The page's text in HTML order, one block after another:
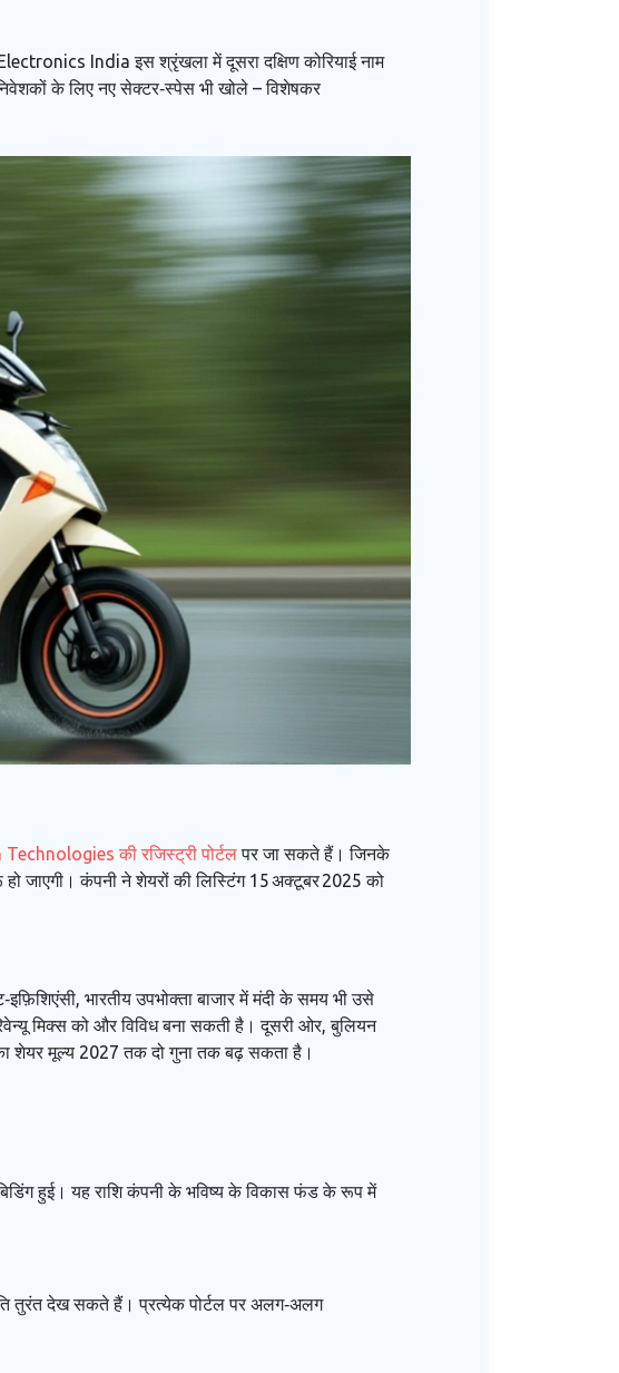
India इस श्रृंखला में दूसरा दक्षिण कोरियाई नाम
के लिए नए सेक्टर‑स्पेस भी खोले – विशेषकर
Technologies की रजिस्ट्री पोर्टलपर जा सकते हैं। जिनके
जाएगी। कंपनी ने शेयरों की लिस्टिंग 15 अक्टूबर 2025 को
भारतीय उपभोक्ता बाजार में मंदी के समय भी उसे
मिक्स को और विविध बना सकती है। दूसरी ओर, बुलियन
शेयर मूल्य 2027 तक दो गुना तक बढ़ सकता है।
हुई। यह राशि कंपनी के भविष्य के विकास फंड के रूप में
तुरंत देख सकते हैं। प्रत्येक पोर्टल पर अलग‑अलग